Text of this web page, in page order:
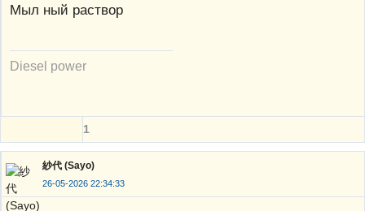
Мыл ный раствор
Diesel power
1
紗代 (Sayo)
26-05-2026 22:34:33